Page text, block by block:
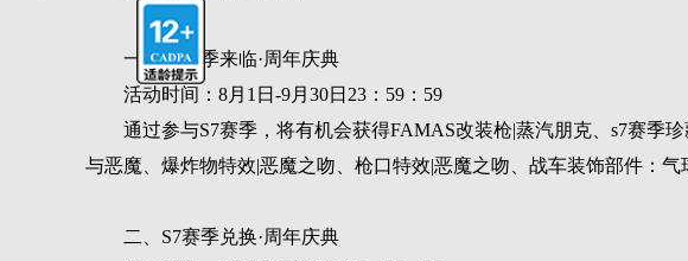
一、S7赛季来临·周年庆典
活动时间：8月1日-9月30日23：59：59
通过参与S7赛季，将有机会获得FAMAS改装枪|蒸汽朋克、s7赛季
与恶魔、爆炸物特效|恶魔之吻、枪口特效|恶魔之吻、战车装饰部件：
二、S7赛季兑换·周年庆典